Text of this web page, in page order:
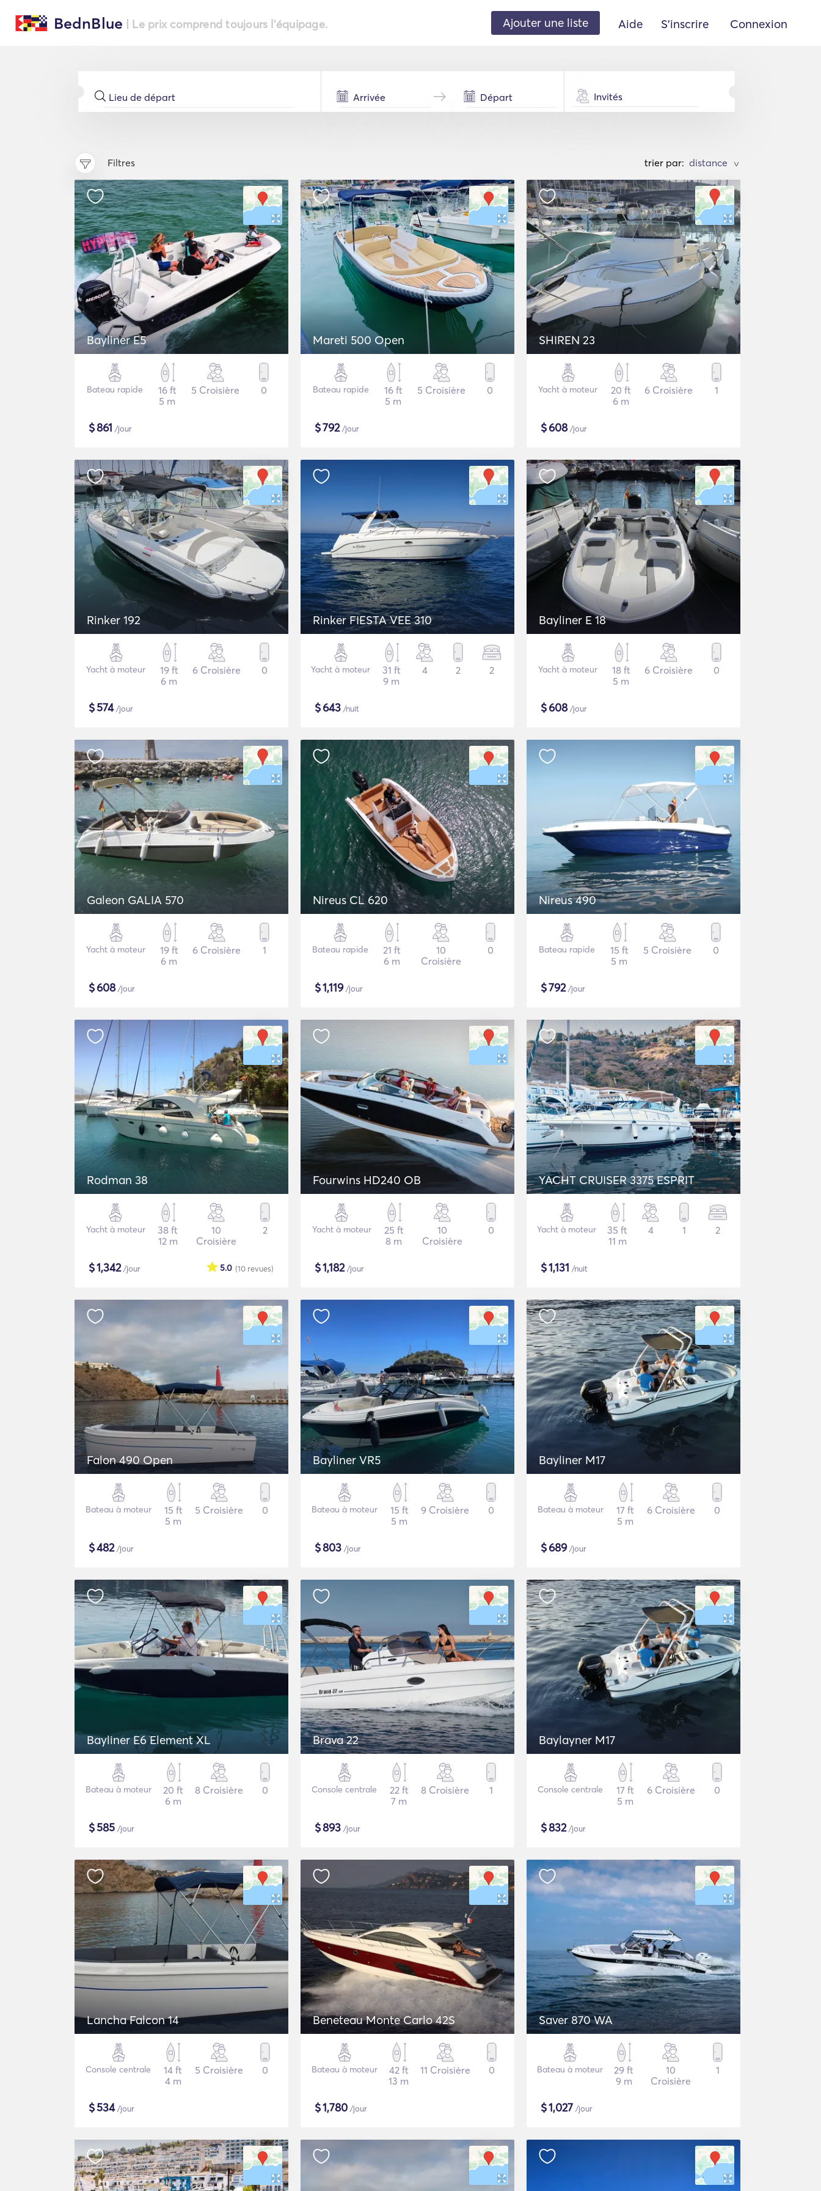
BednBlue | Le prix comprend toujours l'équipage. Ajouter une liste Aide S'inscrire Connexion
Invités
Filtres trier par: >
Bayliner E5
Bateau rapide
16 ft
5 m
5 Croisière 0
$861 /jour
Mareti 500 Open
Bateau rapide
16 ft
5 m
5 Croisière 0
$792/jour
SHIREN 23
Yacht à moteur
20 ft
6 m
6 Croisière 1
$608/jour
Rinker 192
Yacht à moteur
19 ft
6 m
6 Croisière 0
$574/jour
Rinker FIESTA VEE 310
Yacht à moteur
31 ft
9 m
4 2 2
$643 /nuit
Bayliner E 18
Yacht à moteur
18 ft
5 m
6 Croisière 0
$608/jour
Galeon GALIA 570
Yacht à moteur
19 ft
6 m
6 Croisière 1
$608/jour
Nireus CL 620
Bateau rapide
21 ft
6 m
10
Croisière
0
$1,119/jour
Nireus 490
Bateau rapide
15 ft
5 m
5 Croisière 0
$792/jour
Rodman 38
Yacht à moteur
38 ft
12 m
10
Croisière
2
$1,342/jour (10 revues)
5.0
Fourwins HD240 OB
Yacht à moteur
25 ft
8 m
10
Croisière
0
$1,182/jour
YACHT CRUISER 3375 ESPRIT
Yacht à moteur
35 ft
11 m
4 1 2
$1,131 /nuit
Falon 490 Open
Bateau à moteur
15 ft
5 m
5 Croisière 0
$482/jour
Bayliner VR5
Bateau à moteur
15 ft
5 m
9 Croisière 0
$803 /jour
Bayliner M17
Bateau à moteur
17 ft
5 m
6 Croisière 0
$689/jour
Bayliner E6 Element XL
Bateau à moteur
20 ft
6 m
8 Croisière 0
$585 /jour
Brava 22
Console centrale
22 ft
7 m
8 Croisière 1
$893 /jour
Baylayner M17
Console centrale
17 ft
5 m
6 Croisière 0
$832/jour
Lancha Falcon 14
Console centrale
14 ft
4 m
5 Croisière 0
$534/jour
Beneteau Monte Carlo 42S
Bateau à moteur
42 ft
13 m
11 Croisière 0
$1,780 /jour
Saver 870 WA
Bateau à moteur
29 ft
9 m
10
Croisière
1
$1,027 /jour